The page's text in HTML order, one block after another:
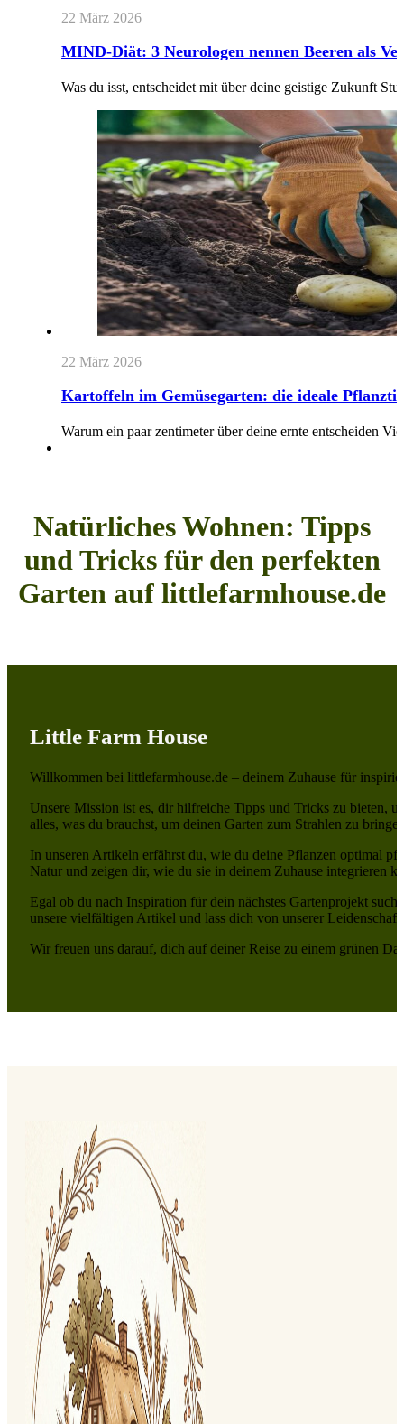
22 März 2026
MIND-Diät: 3 Neurologen nennen Beeren als
Was du isst, entscheidet mit über deine geistige Zukunft
22 März 2026
Kartoffeln im Gemüsegarten: die ideale
Warum ein paar zentimeter über deine ernte entscheiden
Natürliches Wohnen: Tipps
und Tricks für den perfekten
Garten auf littlefarmhouse.de
Little Farm House
Willkommen bei littlefarmhouse.de – deinem Zuhause für
Unsere Mission ist es, dir hilfreiche Tipps und Tricks zu bieten,
alles, was du brauchst, um deinen Garten zum Strahlen zu
In unseren Artikeln erfährst du, wie du deine Pflanzen optimal
Natur und zeigen dir, wie du sie in deinem Zuhause integrieren
Egal ob du nach Inspiration für dein nächstes Gartenprojekt
unsere vielfältigen Artikel und lass dich von unserer
Wir freuen uns darauf, dich auf deiner Reise zu einem grünen